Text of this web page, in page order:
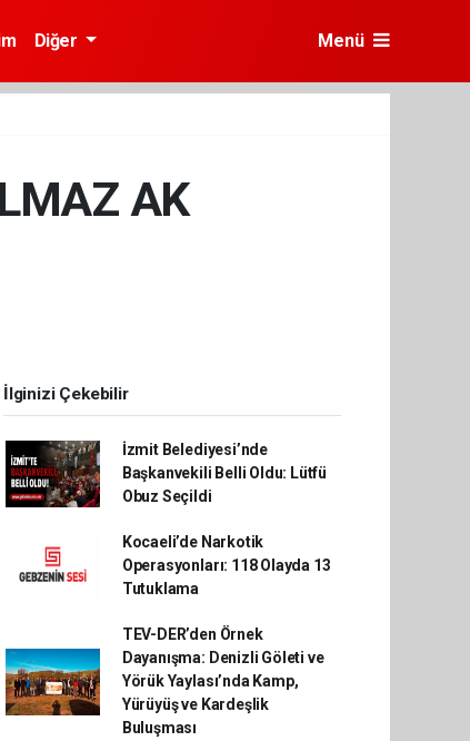
Diğer Menü
AK
İlginizi Çekebilir
İzmit Belediyesi’nde
Başkanvekili Belli Oldu: Lütfü
Obuz Seçildi
Kocaeli’de Narkotik
Operasyonları: 118 Olayda 13
Tutuklama
TEV-DER’den Örnek
Dayanışma: Denizli Göleti ve
Yörük Yaylası’nda Kamp,
Yürüyüş ve Kardeşlik
Buluşması